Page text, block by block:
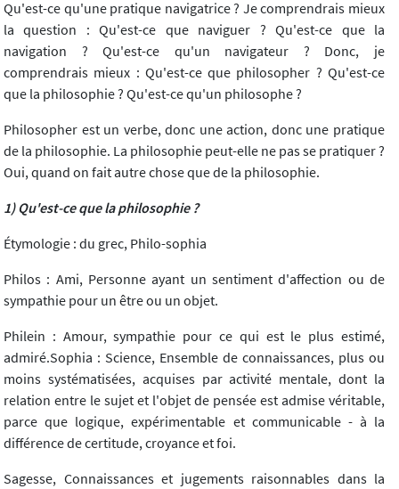
Qu'est-ce qu'une pratique navigatrice ? Je comprendrais mieux
la question : Qu'est-ce que naviguer ? Qu'est-ce que la
navigation ? Qu'est-ce qu'un navigateur ? Donc, je
comprendrais mieux : Qu'est-ce que philosopher ? Qu'est-ce
que la philosophie ? Qu'est-ce qu'un philosophe ?
Philosopher est un verbe, donc une action, donc une pratique
de la philosophie. La philosophie peut-elle ne pas se pratiquer ?
Oui, quand on fait autre chose que de la philosophie.
1) Qu'est-ce que la philosophie ?
Étymologie : du grec, Philo-sophia
Philos : Ami, Personne ayant un sentiment d'affection ou de
sympathie pour un être ou un objet.
Philein : Amour, sympathie pour ce qui est le plus estimé,
admiré.Sophia : Science, Ensemble de connaissances, plus ou
moins systématisées, acquises par activité mentale, dont la
relation entre le sujet et l'objet de pensée est admise véritable,
parce que logique, expérimentable et communicable - à la
différence de certitude, croyance et foi.
Sagesse, Connaissances et jugements raisonnables dans la